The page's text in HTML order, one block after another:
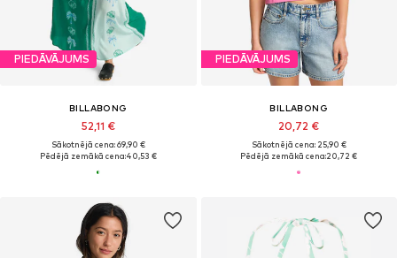
PIEDĀVĀJUMS
BILLABONG
52,11 €
Sākotnējā cena: 69,90 €
Pēdējā zemākā cena:40,53 €
PIEDĀVĀJUMS
BILLABONG
20,72 €
Sākotnējā cena: 25,90 €
Pēdējā zemākā cena:20,72 €